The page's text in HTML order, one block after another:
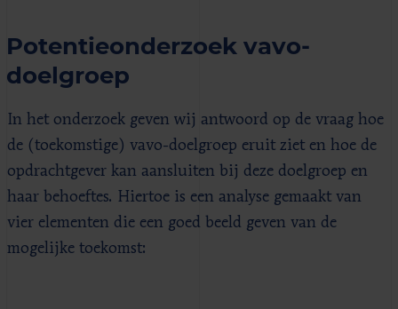
Potentieonderzoek vavo-
doelgroep
In het onderzoek geven wij antwoord op de vraag hoe
de (toekomstige) vavo-doelgroep eruit ziet en hoe de
opdrachtgever kan aansluiten bij deze doelgroep en
haar behoeftes. Hiertoe is een analyse gemaakt van
vier elementen die een goed beeld geven van de
mogelijke toekomst: